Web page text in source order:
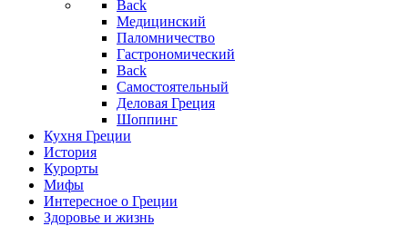
Back
Медицинский
Паломничество
Гастрономический
Back
Самостоятельный
Деловая Греция
Шоппинг
Кухня Греции
История
Курорты
Мифы
Интересное о Греции
Здоровье и жизнь